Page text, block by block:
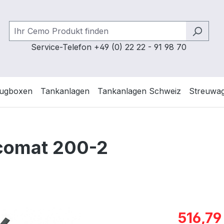
Service-Telefon +49 (0) 22 22 - 91 98 70
Tankanlagen Tankanlagen Schweiz
200-2